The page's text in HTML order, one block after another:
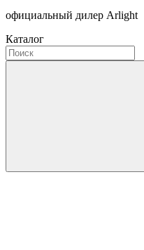
официальный дилер Arlight
Каталог